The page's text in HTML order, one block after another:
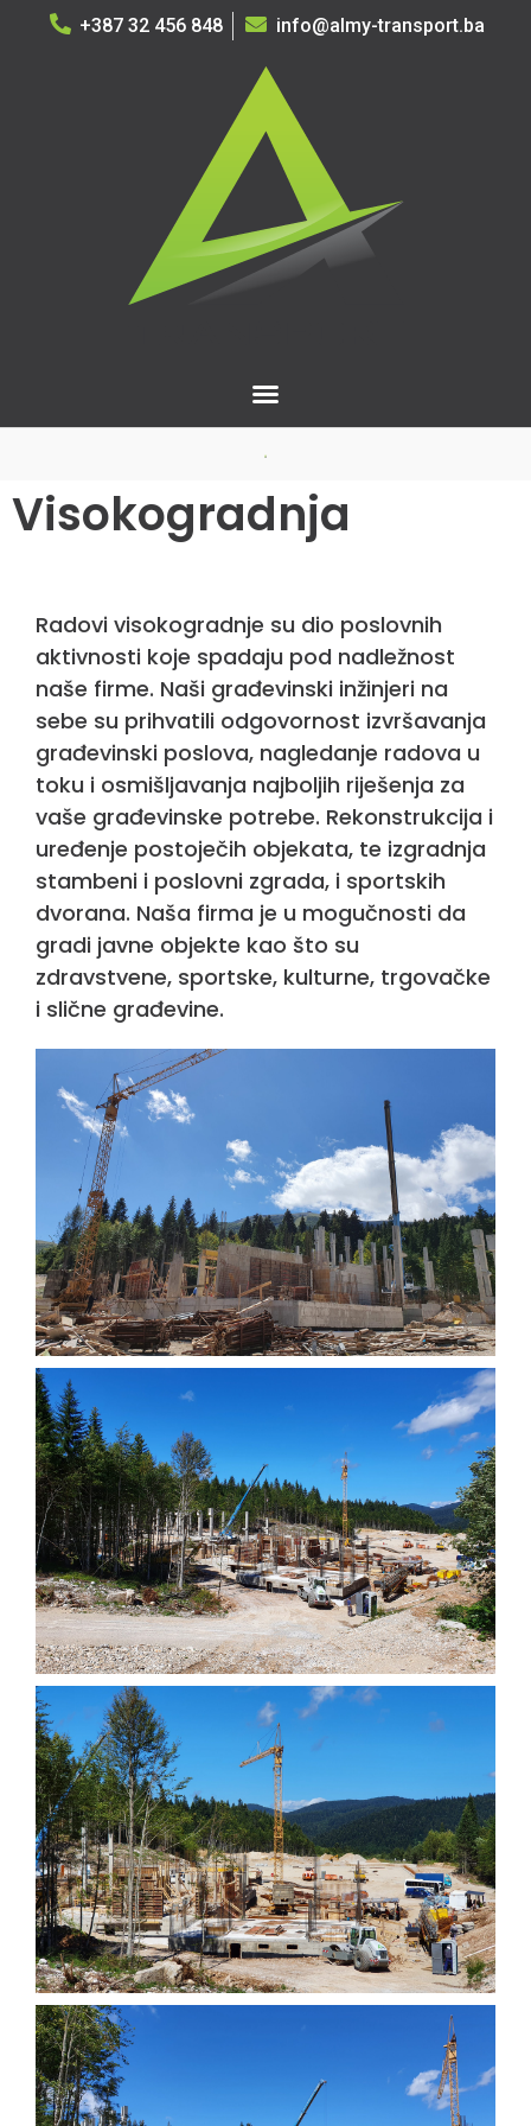
+387 32 456 848 info@almy-transport.ba
Visokogradnja
Radovi visokogradnje su dio poslovnih
aktivnosti koje spadaju pod nadležnost
naše firme. Naši građevinski inžinjeri na
sebe su prihvatili odgovornost izvršavanja
građevinski poslova, nagledanje radova u
toku i osmišljavanja najboljih riješenja za
vaše građevinske potrebe. Rekonstrukcija i
uređenje postoječih objekata, te izgradnja
stambeni i poslovni zgrada, i sportskih
dvorana. Naša firma je u mogučnosti da
gradi javne objekte kao što su
zdravstvene, sportske, kulturne, trgovačke
i slične građevine.